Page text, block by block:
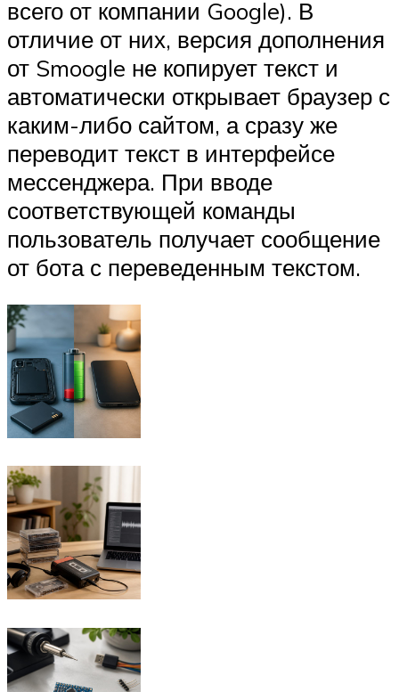
всего от компании Google). В
отличие от них, версия дополнения
от Smoogle не копирует текст и
автоматически открывает браузер с
каким-либо сайтом, а сразу же
переводит текст в интерфейсе
мессенджера. При вводе
соответствующей команды
пользователь получает сообщение
от бота с переведенным текстом.